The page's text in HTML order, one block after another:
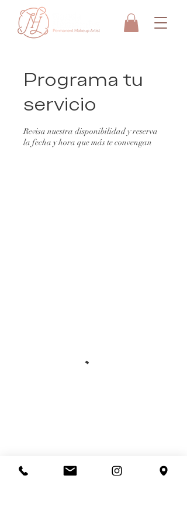
Programa tu
servicio
Revisa nuestra disponibilidad y reserva
la fecha y hora que más te convengan